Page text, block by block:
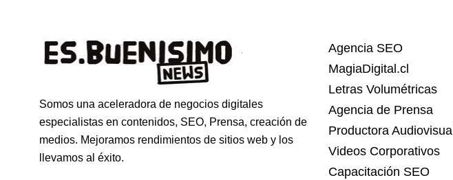
Somos una aceleradora de negocios digitales
especialistas en contenidos, SEO, Prensa, creación de
medios. Mejoramos rendimientos de sitios web y los
llevamos al éxito.
Agencia SEO
MagiaDigital.cl
Letras Volumétricas
Agencia de Prensa
Productora Audiovisual
Videos Corporativos
Capacitación SEO